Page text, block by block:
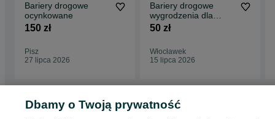
Bariery drogowe
ocynkowane
150 zł
Pisz
27 lipca 2026
Bariery drogowe
wygrodzenia dla
bydła kojce wygrody
50 zł
Włocławek
15 lipca 2026
Dbamy o Twoją prywatność